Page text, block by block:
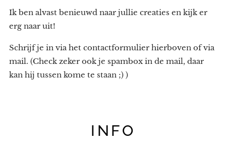
Ik ben alvast benieuwd naar jullie creaties en kijk er
erg naar uit!
Schrijf je in via het contactformulier hierboven of via
mail. (Check zeker ook je spambox in de mail, daar
kan hij tussen kome te staan ;) )
INFO